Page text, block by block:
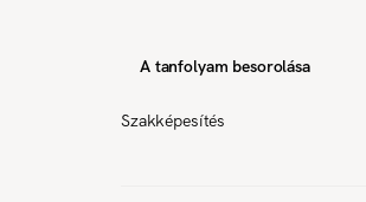
A tanfolyam besorolása
Szakképesítés